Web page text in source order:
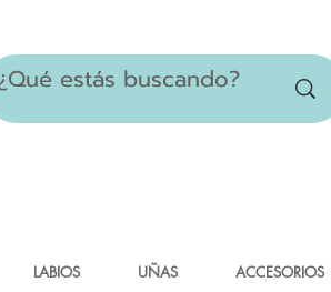
LABIOS UÑAS ACCESORIOS